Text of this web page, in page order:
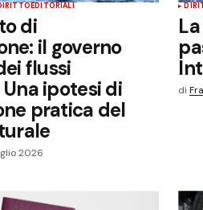
Your Name
Salva il mio nome,
questo browser per la
che commento.
EDITORIALI
di
il governo
flussi
ipotesi di
pratica del
2026
di